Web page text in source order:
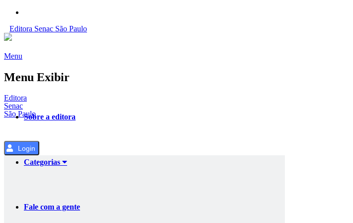
o
Editora Senac São Paulo
Menu
Menu Exibir
Editora
Senac
São PauloSobre a editora
Categorias
Fale com a gente
Login